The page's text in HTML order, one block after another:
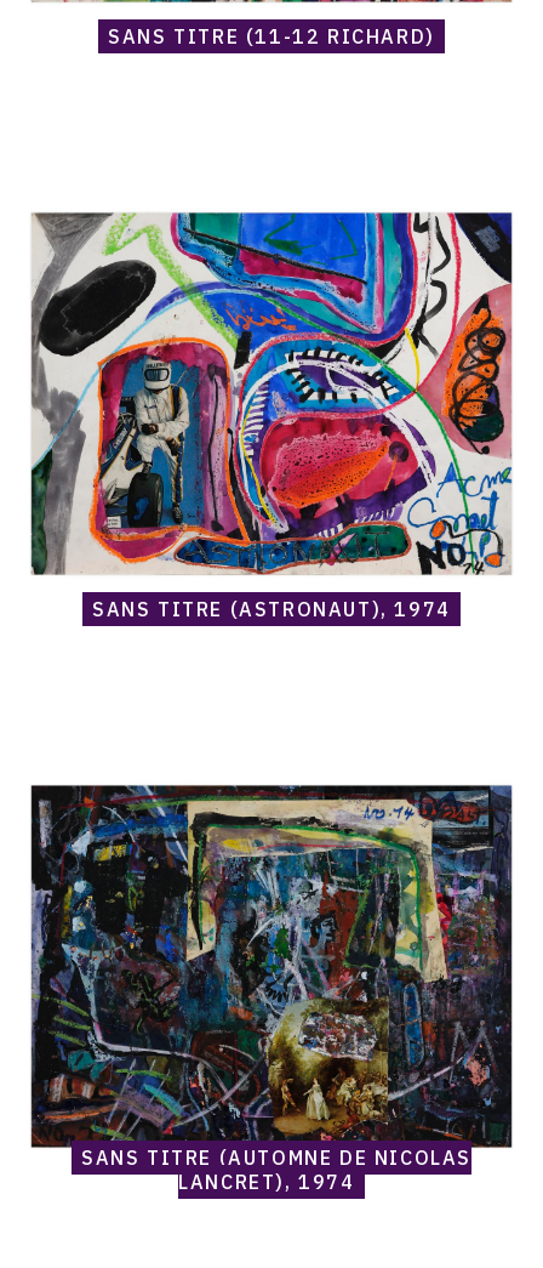
SANS TITRE (11-12 RICHARD)
Norris
Embry,
Sans
titre
(Astronaut),
1974
SANS TITRE (ASTRONAUT), 1974
Norris
Embry,
Sans
titre
(Automne
de
Nicolas
Lancret),
1974
SANS TITRE (AUTOMNE DE NICOLAS
LANCRET), 1974